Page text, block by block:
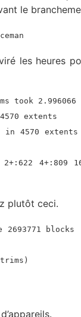
le
les heures
took 2.996066
extents
in 4570
4+:809
plutôt ceci.
2693771 blocks